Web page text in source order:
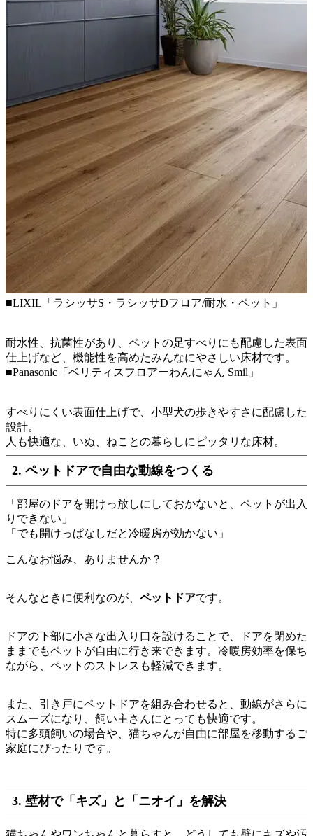
■LIXIL「ラシッサS・ラシッサDフロア/耐水・ペット」
耐水性、抗菌性があり、ペットの足すべりにも配慮した表面
仕上げなど、機能性を高めたみんなにやさしい床材です。
■Panasonic「ベリティスフロアーわんにゃん Smil」
すべりにくい表面仕上げで、小型犬の歩きやすさに配慮した
設計。
人も快適な、いぬ、ねことの暮らしにピッタリな床材。
2. ペットドアで自由な動線をつくる
「部屋のドアを開けっ放しにしておかないと、ペットが出入
りできない」
「でも開けっぱなしだと冷暖房が効かない」
こんなお悩み、ありませんか？
そんなときに便利なのが、 ペットドアです。
ドアの下部に小さな出入り口を設けることで、ドアを閉めた
ままでもペットが自由に行き来できます。冷暖房効率を保ち
ながら、ペットのストレスも軽減できます。
また、引き戸にペットドアを組み合わせると、動線がさらに
スムーズになり、飼い主さんにとっても快適です。
特に多頭飼いの場合や、猫ちゃんが自由に部屋を移動するご
家庭にぴったりです。
3. 壁材で「キズ」と「ニオイ」を解決